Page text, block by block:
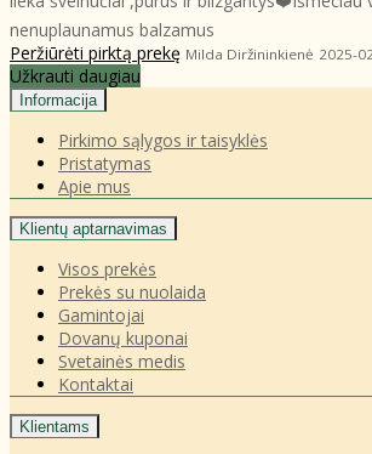
nenuplaunamus balzamus
Peržiūrėti pirktą prekę Milda Diržininkienė 2025-
Užkrauti daugiau
Informacija
Pirkimo sąlygos ir taisyklės
Pristatymas
Apie mus
Klientų aptarnavimas
Visos prekės
Prekės su nuolaida
Gamintojai
Dovanų kuponai
Svetainės medis
Kontaktai
Klientams